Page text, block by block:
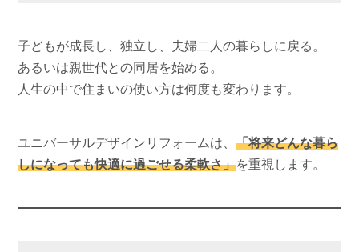
子どもが成長し、独立し、夫婦二人の暮らしに戻る。
あるいは親世代との同居を始める。
人生の中で住まいの使い方は何度も変わります。
ユニバーサルデザインリフォームは、「将来どんな暮ら
しになっても快適に過ごせる柔軟さ」を重視します。